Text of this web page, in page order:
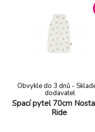
tím je látka více
izolována. Popis Je
tak, aby se dala
používat a aby se z ní
unikalo. Tato zavinovačka s
Spací pytel 70cm
Ride
Obvykle do 3 dnů -
dodavatel